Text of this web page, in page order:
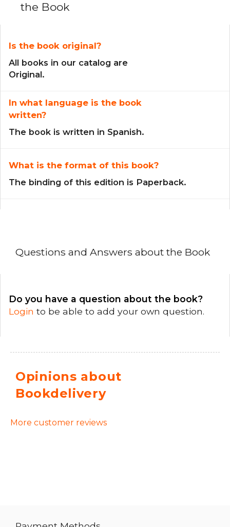
the Book
Is the book original?
All books in our catalog are
Original.
In what language is the book
written?
The book is written in Spanish.
What is the format of this book?
The binding of this edition is Paperback.
Questions and Answers about the Book
Do you have a question about the book?
Login to be able to add your own question.
Opinions about
Bookdelivery
More customer reviews